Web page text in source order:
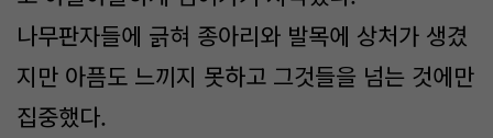
나무판자들에 긁혀 종아리와 발목에 상처가 생겼
지만 아픔도 느끼지 못하고 그것들을 넘는 것에만
집중했다.